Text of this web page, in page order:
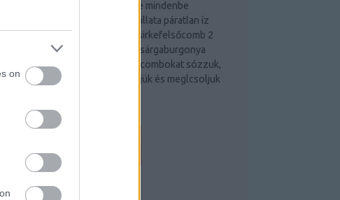
on
A házias görög ízek, a szinte mindenbe
használt citrom és oregánó illata páratlan íz
élmény. Hozzávalók: 8 db csirkefelsőcomb 2
citrom 2 ek oregánó 80 dkg sárgaburgonya
olívaolaj só, bors Elsőnek a combokat sózzuk,
borsozzuk, oregánóval hintjük és meglcsoljuk
regiesujetkek.blog.hu
FEEDEK